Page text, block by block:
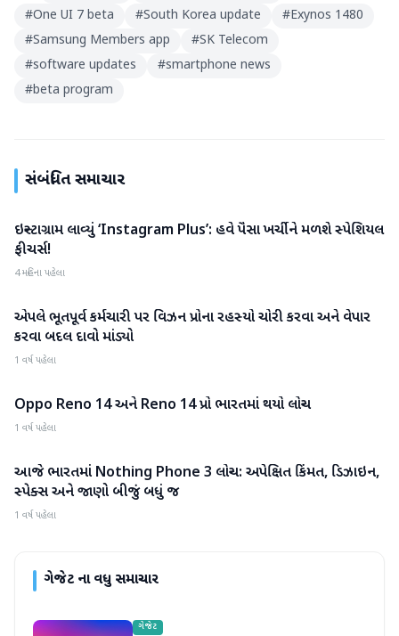
#One UI 7 beta #South Korea update #Exynos 1480
#Samsung Members app #SK Telecom
#software updates #smartphone news
#beta program
સંબંધિત સમાચાર
ગેજેટ
ઇન્સ્ટાગ્રામ લાવ્યું ‘Instagram Plus’: હવે પૈસા ખર્ચીને મળશે સ્પેશિયલ
ફીચર્સ!
4 મહિના પહેલા
ગેજેટ
એપલે ભૂતપૂર્વ કર્મચારી પર વિઝન પ્રોના રહસ્યો ચોરી કરવા અને વેપાર
કરવા બદલ દાવો માંડ્યો
1 વર્ષ પહેલા
ગેજેટ
Oppo Reno 14 અને Reno 14 પ્રો ભારતમાં થયો લોન્ચ
1 વર્ષ પહેલા
ગેજેટ
આજે ભારતમાં Nothing Phone 3 લોન્ચ: અપેક્ષિત કિંમત, ડિઝાઇન,
સ્પેક્સ અને જાણો બીજું બધું જ
1 વર્ષ પહેલા
ગેજેટ ના વધુ સમાચાર
ગેજેટ